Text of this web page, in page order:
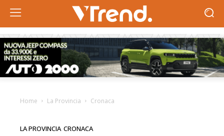
Home La Provincia Cronaca
LA PROVINCIA CRONACA